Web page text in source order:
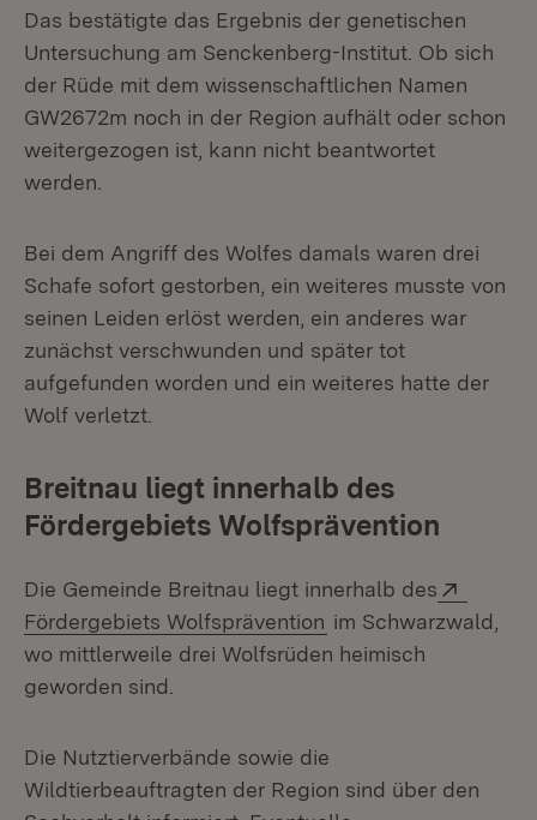
Das bestätigte das Ergebnis der genetischen
Untersuchung am Senckenberg-Institut. Ob sich
der Rüde mit dem wissenschaftlichen Namen
GW2672m noch in der Region aufhält oder schon
weitergezogen ist, kann nicht beantwortet
werden.
Bei dem Angriff des Wolfes damals waren drei
Schafe sofort gestorben, ein weiteres musste von
seinen Leiden erlöst werden, ein anderes war
zunächst verschwunden und später tot
aufgefunden worden und ein weiteres hatte der
Wolf verletzt.
Breitnau liegt innerhalb des
Fördergebiets Wolfsprävention
Die Gemeinde Breitnau liegt innerhalb des
Fördergebiets Wolfsprävention (Öffnet in neuem
im Schwarzwald,
wo mittlerweile drei Wolfsrüden heimisch
geworden sind.
Die Nutztierverbände sowie die
Wildtierbeauftragten der Region sind über den